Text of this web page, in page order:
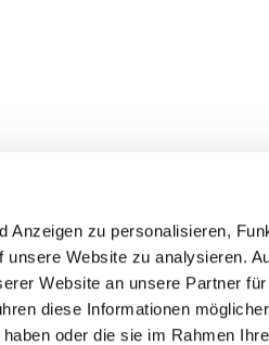
Anzeigen zu personalisieren,
Website zu analysieren.
Website an unsere Partner
diese Informationen
oder die sie im Rahmen
Events
Association's main events
Supra-regional events VDH/FCI